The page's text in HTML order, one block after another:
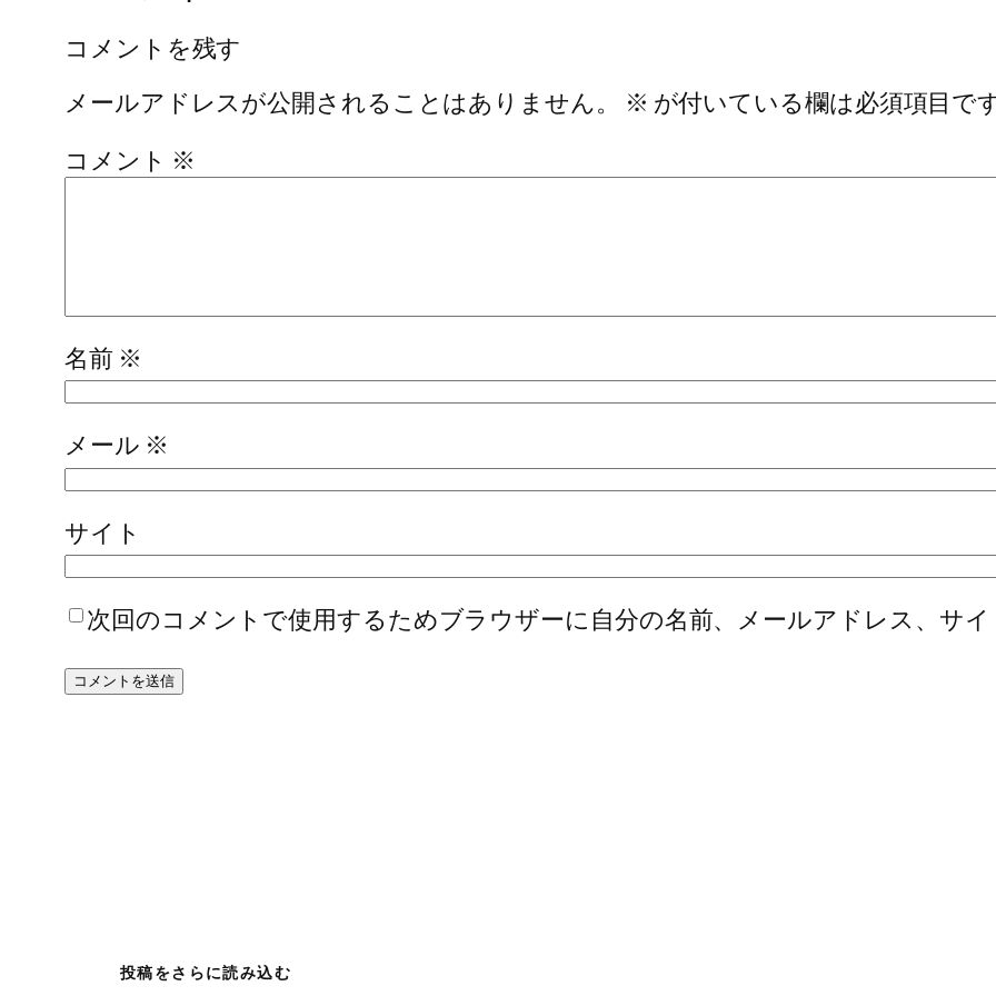
コメントを残す
メールアドレスが公開されることはありません。
※ が付いている欄は必須項目で
コメント ※
名前 ※
メール ※
サイト
次回のコメントで使用するためブラウザーに自分の名前、メールアドレス、サ
投稿をさらに読み込む